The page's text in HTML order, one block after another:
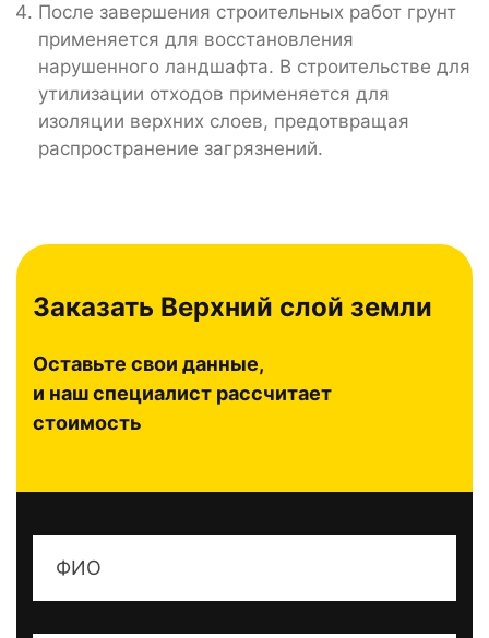
После завершения строительных работ грунт
применяется для восстановления
нарушенного ландшафта. В строительстве для
утилизации отходов применяется для
изоляции верхних слоев, предотвращая
распространение загрязнений.
Заказать Верхний слой земли
Оставьте свои данные,
и наш специалист рассчитает
стоимость